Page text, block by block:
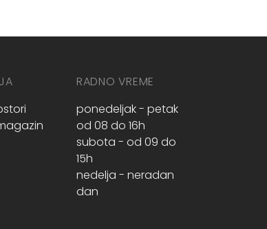
RADNO VREME
ponedeljak - petak
od 08 do 16h
subota - od 09 do
15h
nedelja - neradan
dan